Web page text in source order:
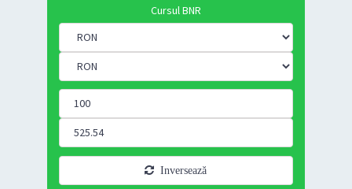
Cursul BNR
Inversează